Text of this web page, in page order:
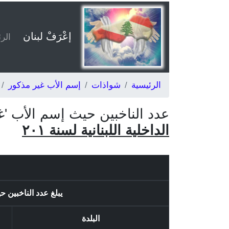
إعْرَفْ لبنان
الرئيسية شواذات إسم الأب غير مذكور
عدد الناخبين حيث إسم
الداخلية اللبنانية لسنة ٢٠١
يبلغ عدد الناخبين حيث إسم
البلدة